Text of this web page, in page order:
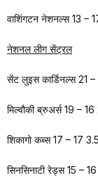
वाशिंगटन नेशनल्स 13 –
नेशनल लीग सेंट्रल
सेंट लुइस कार्डिनल्स 21
मिल्वौकी ब्रुअर्स 19 –
शिकागो कब्स 17 – 17
सिनसिनाटी रेड्स 15 –